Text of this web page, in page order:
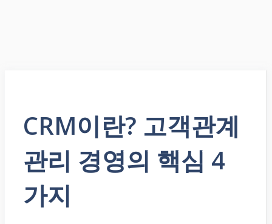
CRM이란? 고객관계
관리 경영의 핵심 4
가지